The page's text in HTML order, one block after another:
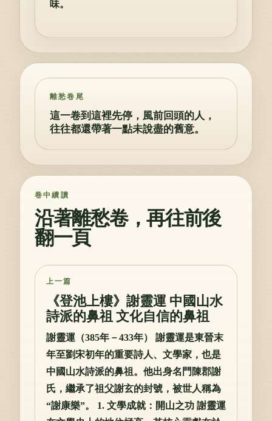
味。
離愁卷尾
這一卷到這裡先停，風前回頭的人，
往往都還帶著一點未說盡的舊意。
卷中續讀
沿著離愁卷，再往前後
翻一頁
上一篇
《登池上樓》謝靈運 中國山水
詩派的鼻祖 文化自信的鼻祖
謝靈運（385年－433年） 謝靈運是東晉末
年至劉宋初年的重要詩人、文學家，也是
中國山水詩派的鼻祖。他出身名門陳郡謝
氏，繼承了祖父謝玄的封號，被世人稱為
“謝康樂”。 1. 文學成就：開山之功 謝靈運